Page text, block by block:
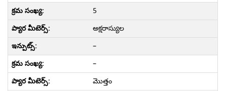
5
అక్షరాస్యుల
–
–
మొత్తం